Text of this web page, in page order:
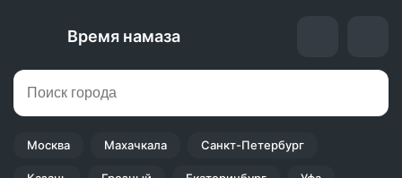
Время намаза
Москва Махачкала Санкт-Петербург